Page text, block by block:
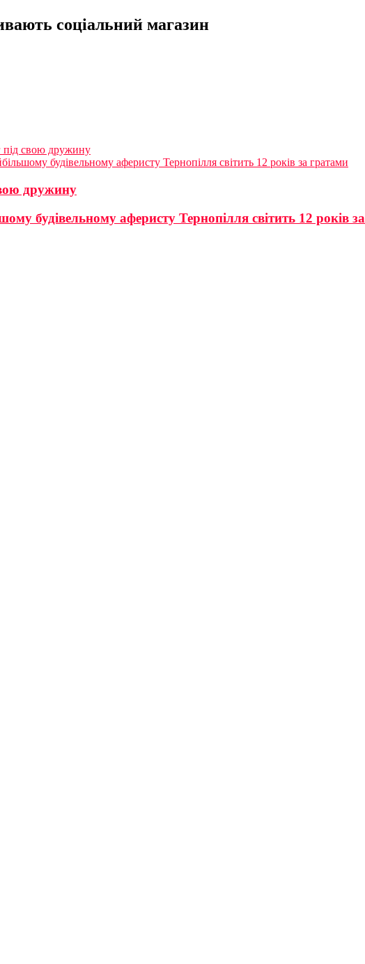
соціальний магазин
під свою дружину
будівельному аферисту Тернопілля світить 12 років за гратами
дружину
будівельному аферисту Тернопілля світить 12 років